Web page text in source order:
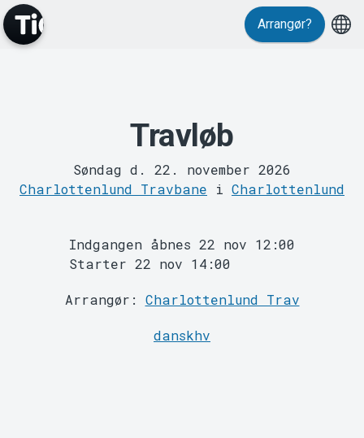
Om Tickster
Arrangør?
Travløb
Søndag d. 22. november 2026
Charlottenlund Travbane i Charlottenlund
Indgangen åbnes 22 nov 12:00
Starter 22 nov 14:00
Arrangør: Charlottenlund Trav
danskhv